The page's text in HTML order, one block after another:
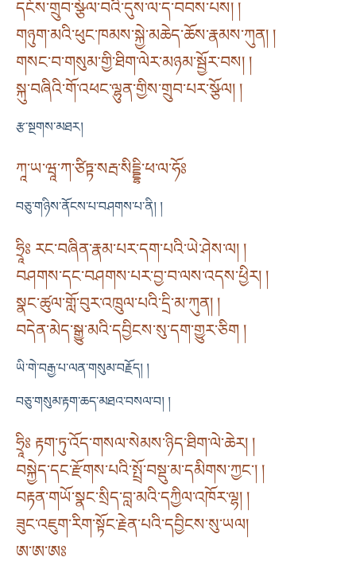
དངོས་གྲུབ་སྩོལ་བའི་དུས་ལ་ད་བབས་པས། །
གཉུག་མའི་ཕུང་ཁམས་སྐྱེ་མཆེད་ཆོས་རྣམས་ཀུན། །
གསང་བ་གསུམ་གྱི་ཐིག་ལེར་མཉམ་སྦྱོར་བས། །
སྐུ་བཞིའི་གོ་འཕང་ལྷུན་གྱིས་གྲུབ་པར་སྩོལ། །
རྩ་སྔགས་མཐར།
ཀཱ་ཡ་ཝཱ་ཀ་ཙིཏྟ་སརྦ་སིདྡྷི་ཕ་ལ་ཧོཿ
བཅུ་གཉིས་ནོངས་པ་བཤགས་པ་ནི། །
ཧྲཱིཿ རང་བཞིན་རྣམ་པར་དག་པའི་ཡེ་ཤེས་ལ། །
བཤགས་དང་བཤགས་པར་བྱ་བ་ལས་འདས་ཕྱིར། །
སྣང་ཚུལ་གློ་བུར་འཁྲུལ་པའི་དྲི་མ་ཀུན། །
བདེན་མེད་སྒྱུ་མའི་དབྱིངས་སུ་དག་གྱུར་ཅིག །
ཡི་གེ་བརྒྱ་པ་ལན་གསུམ་བརྗོད། །
བཅུ་གསུམ་རྟག་ཆད་མཐའ་བསལ་བ། །
ཧྲཱིཿ རྟག་ཏུ་འོད་གསལ་སེམས་ཉིད་ཐིག་ལེ་ཆེར། །
བསྐྱེད་དང་རྫོགས་པའི་སྤྲོ་བསྡུ་མ་དམིགས་ཀྱང་། །
བརྟན་གཡོ་སྣང་སྲིད་བླ་མའི་དཀྱིལ་འཁོར་ལྷ། །
ཟུང་འཇུག་རིག་སྟོང་རྗེན་པའི་དབྱིངས་སུ་ཡལ།
ཨ་ཨ་ཨཿ